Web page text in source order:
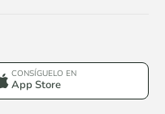
CONSÍGUELO EN
App Store